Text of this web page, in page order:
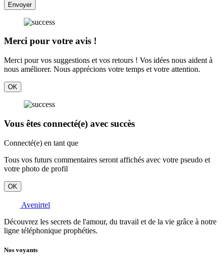
Envoyer
Merci pour votre avis !
Merci pour vos suggestions et vos retours ! Vos idées nous aident à
nous améliorer. Nous apprécions votre temps et votre attention.
OK
Vous êtes connecté(e) avec succès
Connecté(e) en tant que
Tous vos futurs commentaires seront affichés avec votre pseudo et
votre photo de profil
OK
Avenirtel
Découvrez les secrets de l'amour, du travail et de la vie grâce à notre
ligne téléphonique prophéties.
Nos voyants